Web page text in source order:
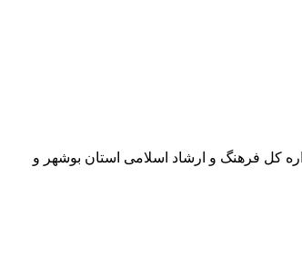
حیدری معاون فرهنگی اداره کل فرهنگ و ارشاد اسلامی استان بوشهر و